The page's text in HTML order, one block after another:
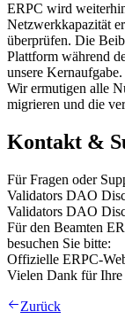
ERPC wird
Netzwerkkapazität
überprüfen. Die
Plattform während
unsere Kernaufgabe.
Wir ermutigen alle
migrieren und die
Kontakt &
Für Fragen oder
Validators DAO
Validators DAO
Für den Beamten
besuchen Sie bitte:
Offizielle ERPC-
Vielen Dank für Ihre
Zurück